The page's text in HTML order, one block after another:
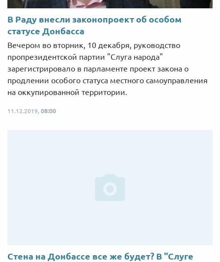
В Раду внесли законопроект об особом
статусе Донбасса
Вечером во вторник, 10 декабря, руководство
пропрезидентской партии "Слуга народа"
зарегистрировало в парламенте проект закона о
продлении особого статуса местного самоуправления
на оккупированной территории.
11.12.2019, 08:00
Стена на Донбассе все же будет? В "Слуге